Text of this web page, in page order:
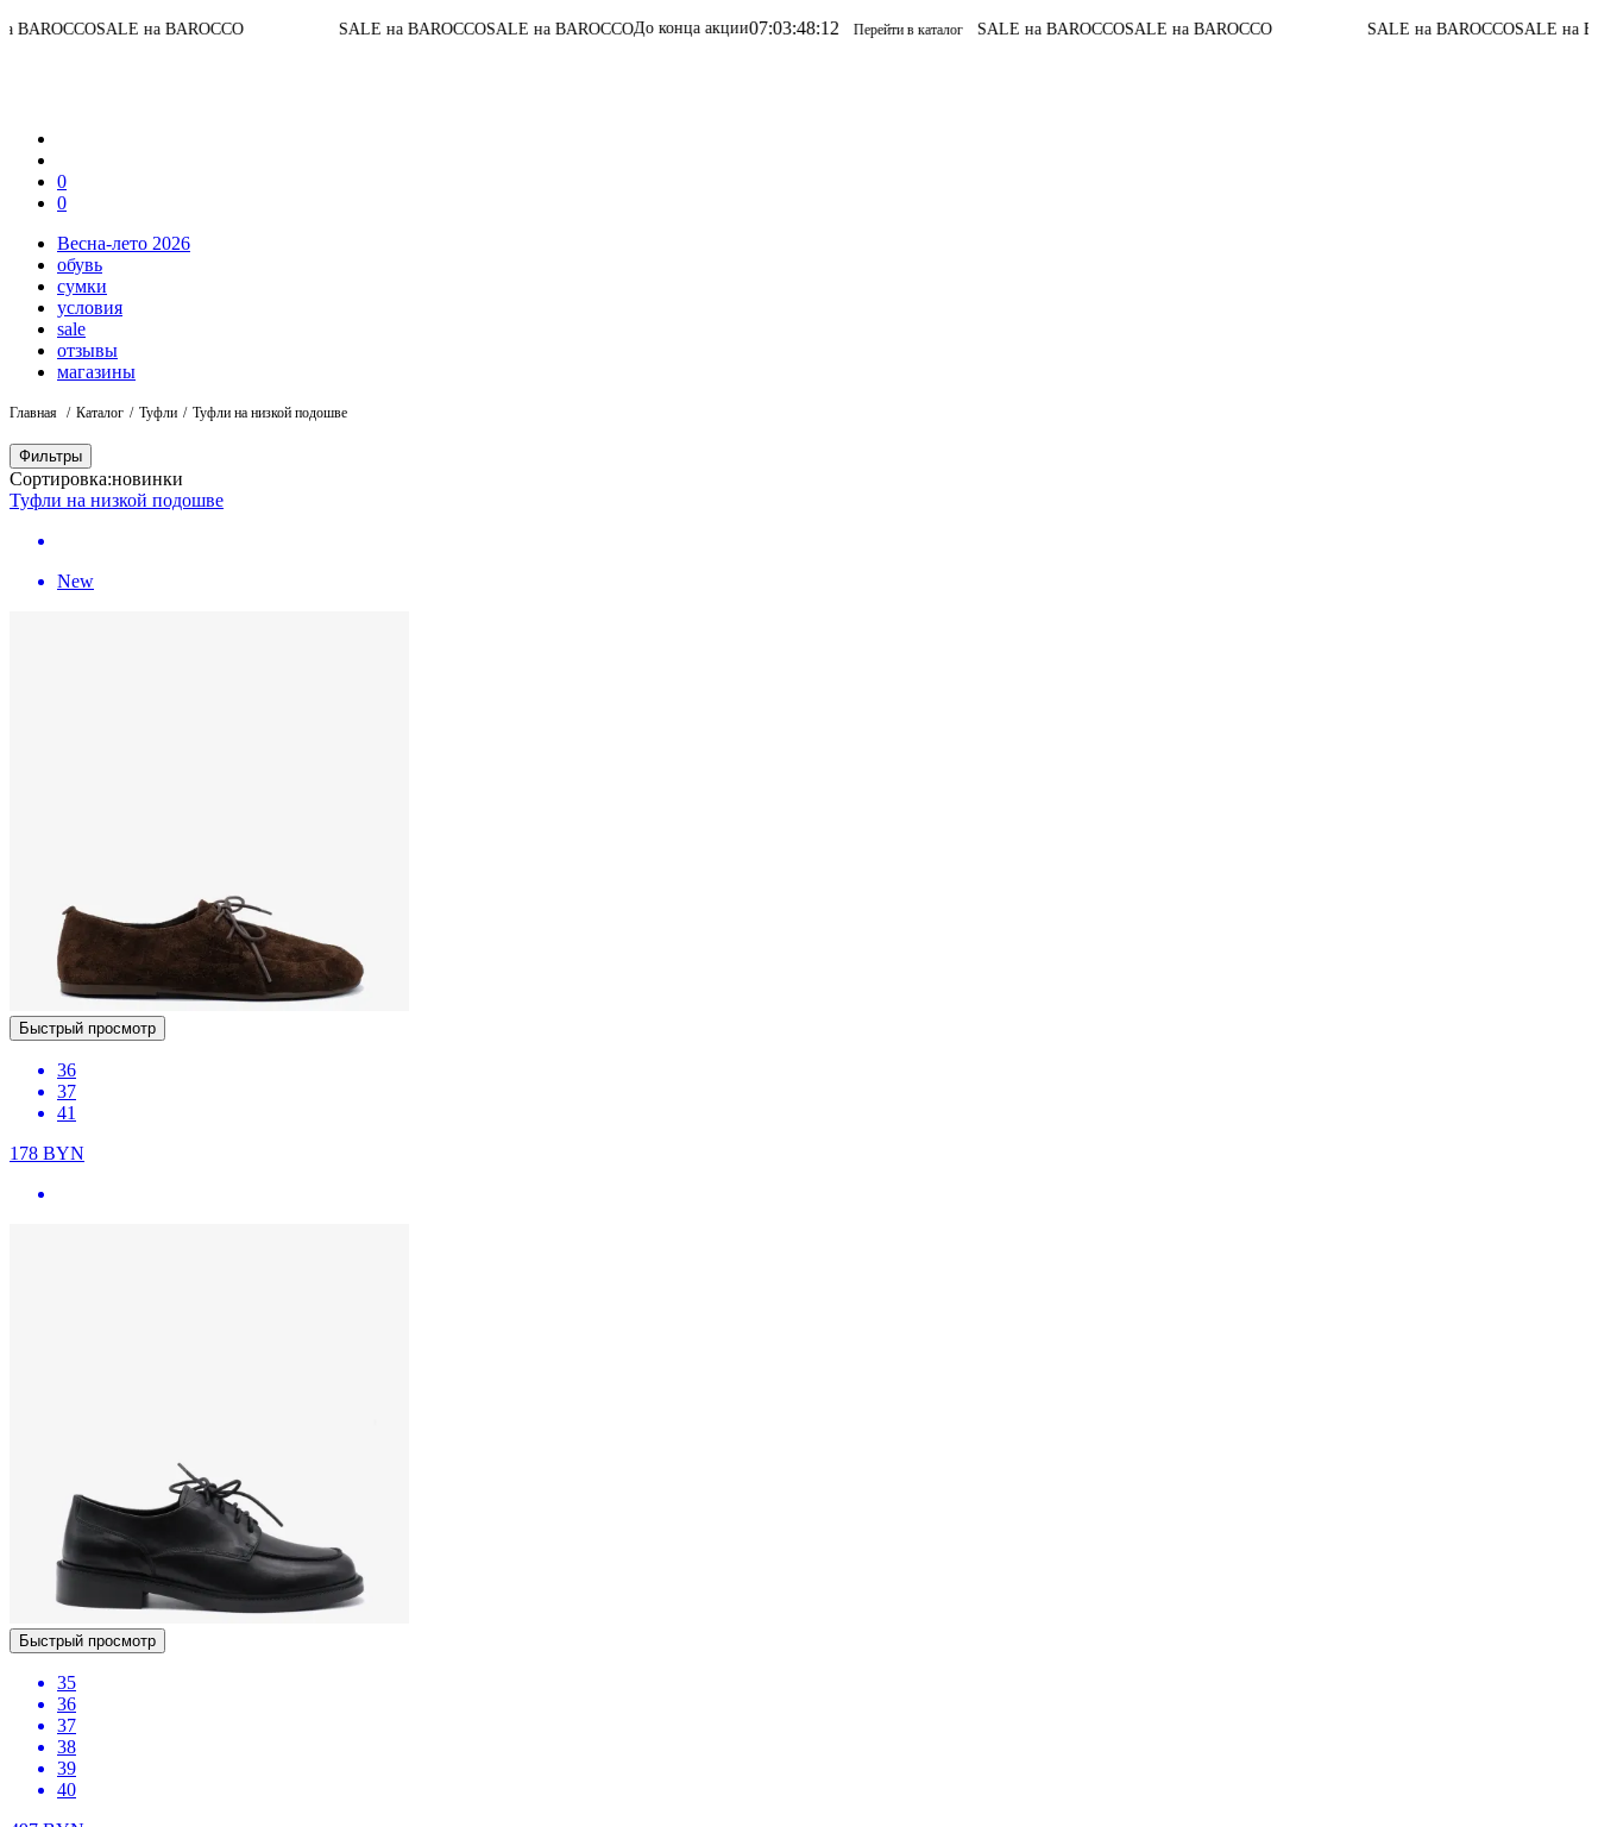
SALE на BAROCCO SALE на BAROCCOSALE на BAROCCOДо конца акции07:03 :48:12 Перейти в каталог SALE на BAROCCOSALE на BAROCCO SALE на BAROCCOSALE на BAROCCOДо
0
0
Весна-лето 2026
обувь
сумки
условия
sale
отзывы
магазины
Главная Каталог Туфли Туфли на низкой подошве
Фильтры
Сортировка:новинки
Туфли на низкой подошве
New
Быстрый просмотр
36
37
41
178 BYN
Быстрый просмотр
35
36
37
38
39
40